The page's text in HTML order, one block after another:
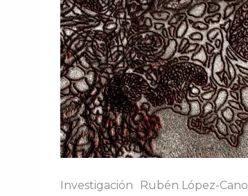
Investigación Rubén López-Cano